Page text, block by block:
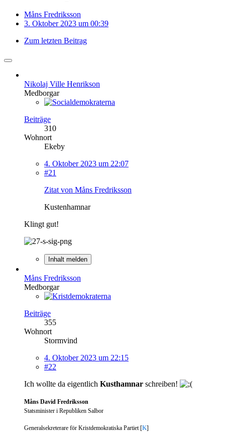
Måns Fredriksson
3. Oktober 2023 um 00:39
Zum letzten Beitrag
Nikolaj Ville Henrikson
Medborgar
Beiträge
310
Wohnort
Ekeby
4. Oktober 2023 um 22:07
#21
Zitat von Måns Fredriksson
Kustenhamnar
Klingt gut!
Inhalt melden
Måns Fredriksson
Medborgar
Beiträge
355
Wohnort
Stormvind
4. Oktober 2023 um 22:15
#22
Ich wollte da eigentlich Kusthamnar schreiben!
Måns David Fredriksson
Statsminister i Republiken Salbor
Generalsekreterare för Kristdemokratiska Partiet [K]